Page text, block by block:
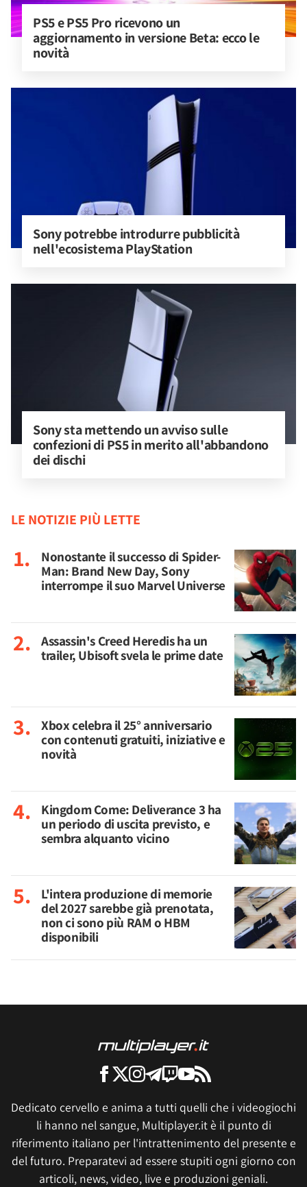
PS5 e PS5 Pro ricevono un
aggiornamento in versione Beta: ecco le
novità
Sony potrebbe introdurre pubblicità
nell'ecosistema PlayStation
Sony sta mettendo un avviso sulle
confezioni di PS5 in merito all'abbandono
dei dischi
LE NOTIZIE PIÙ LETTE
Nonostante il successo di Spider-
Man: Brand New Day, Sony
interrompe il suo Marvel Universe
Assassin's Creed Heredis ha un
trailer, Ubisoft svela le prime date
Xbox celebra il 25° anniversario
con contenuti gratuiti, iniziative e
novità
Kingdom Come: Deliverance 3 ha
un periodo di uscita previsto, e
sembra alquanto vicino
L'intera produzione di memorie
del 2027 sarebbe già prenotata,
non ci sono più RAM o HBM
disponibili
Dedicato cervello e anima a tutti quelli che i videogiochi
li hanno nel sangue, Multiplayer.it è il punto di
riferimento italiano per l'intrattenimento del presente e
del futuro. Preparatevi ad essere stupiti ogni giorno con
articoli, news, video, live e produzioni geniali.